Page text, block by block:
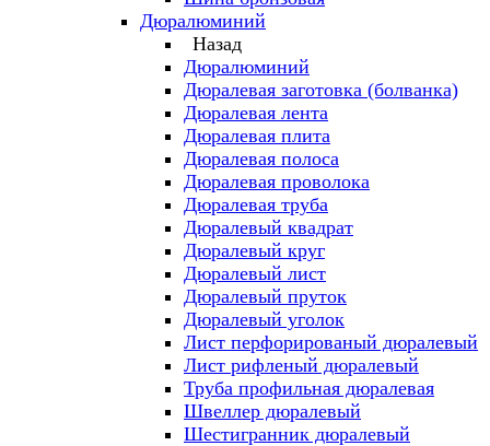
Дюралюминий
Назад
Дюралюминий
Дюралевая заготовка (болванка)
Дюралевая лента
Дюралевая плита
Дюралевая полоса
Дюралевая проволока
Дюралевая труба
Дюралевый квадрат
Дюралевый круг
Дюралевый лист
Дюралевый пруток
Дюралевый уголок
Лист перфорированый дюралевый
Лист рифленый дюралевый
Труба профильная дюралевая
Швеллер дюралевый
Шестигранник дюралевый